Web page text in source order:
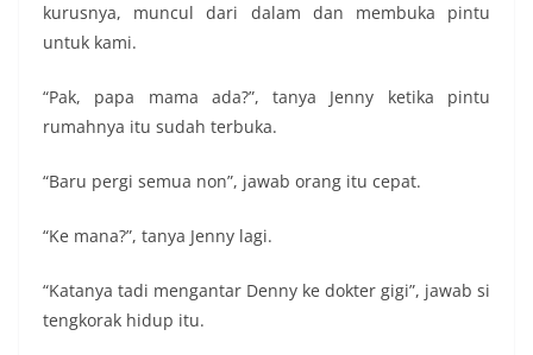
kurusnya, muncul dari dalam dan membuka pintu
untuk kami.
“Pak, papa mama ada?”, tanya Jenny ketika pintu
rumahnya itu sudah terbuka.
“Baru pergi semua non”, jawab orang itu cepat.
“Ke mana?”, tanya Jenny lagi.
“Katanya tadi mengantar Denny ke dokter gigi”, jawab si
tengkorak hidup itu.